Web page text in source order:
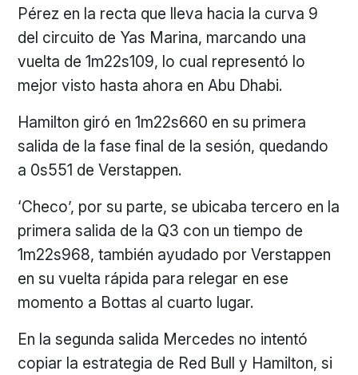
Pérez en la recta que lleva hacia la curva 9
del circuito de Yas Marina, marcando una
vuelta de 1m22s109, lo cual representó lo
mejor visto hasta ahora en Abu Dhabi.
Hamilton giró en 1m22s660 en su primera
salida de la fase final de la sesión, quedando
a 0s551 de Verstappen.
‘Checo’, por su parte, se ubicaba tercero en la
primera salida de la Q3 con un tiempo de
1m22s968, también ayudado por Verstappen
en su vuelta rápida para relegar en ese
momento a Bottas al cuarto lugar.
En la segunda salida Mercedes no intentó
copiar la estrategia de Red Bull y Hamilton, si